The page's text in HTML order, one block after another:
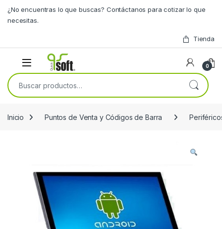
¿No encuentras lo que buscas? Contáctanos para cotizar lo que
necesitas.
Tienda
0
Buscar por:
Inicio Puntos de Venta y Códigos de Barra